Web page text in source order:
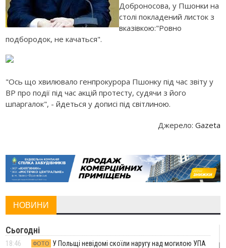
Доброносова, у Пшонки на
столі покладений листок з
вказівкою:"Ровно
подбородок, не качаться".
"Ось що хвилювало генпрокурора Пшонку під час звіту у
ВР про події під час акцій протесту, судячи з його
шпаргалок", - йдеться у дописі під світлиною.
Джерело: Gazeta
НОВИНИ
Сьогодні
18:46 ФОТО
У Польщі невідомі скоїли наругу над могилою УПА